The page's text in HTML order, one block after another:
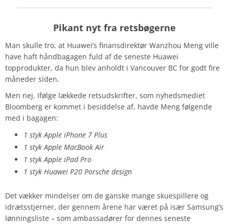
Pikant nyt fra retsbøgerne
Man skulle tro, at Huawei’s finansdirektør Wanzhou Meng ville
have haft håndbagagen fuld af de seneste Huawei
topprodukter, da hun blev anholdt i Vancouver BC for godt fire
måneder siden.
Men nej. Ifølge lækkede retsudskrifter, som nyhedsmediet
Bloomberg er kommet i besiddelse af, havde Meng følgende
med i bagagen:
1 styk Apple iPhone 7 Plus
1 styk Apple MacBook Air
1 styk Apple iPad Pro
1 styk Huawei P20 Porsche design
Det vækker mindelser om de ganske mange skuespillere og
idrætsstjerner, der gennem årene har været på især Samsung’s
lønningsliste – som ambassadører for dennes seneste